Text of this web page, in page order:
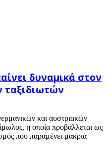
δυναμικά στον
και αυστριακών
η οποία προβάλλεται ως
που παραμένει μακριά